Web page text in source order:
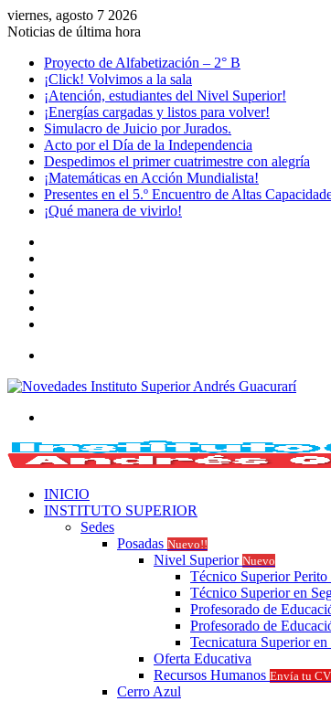
viernes, agosto 7 2026
Noticias de última hora
Proyecto de Alfabetización – 2° B
¡Click! Volvimos a la sala
¡Atención, estudiantes del Nivel Superior!
¡Energías cargadas y listos para volver!
Simulacro de Juicio por Jurados.
Acto por el Día de la Independencia
Despedimos el primer cuatrimestre con alegría
¡Matemáticas en Acción Mundialista!
Presentes en el 5.º Encuentro de Altas
¡Qué manera de vivirlo!
INICIO
INSTITUTO SUPERIOR
Sedes
Posadas Nuevo!!
Nivel Superior Nuevo
Técnico Superior
Técnico Superior en
Profesorado de
Profesorado de
Tecnicatura Superior
Oferta Educativa
Recursos Humanos Envía tu CV
Cerro Azul